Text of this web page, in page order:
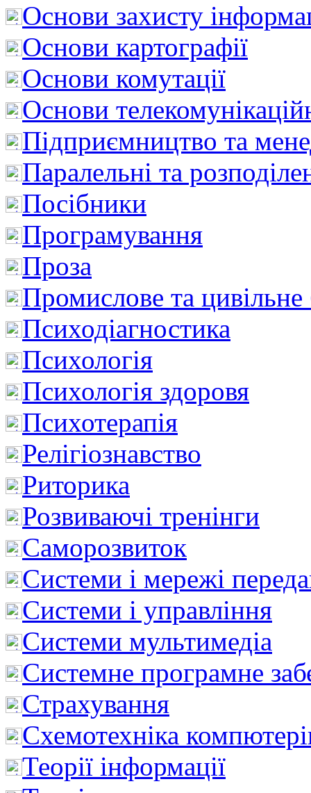
Основи захисту
Основи картографії
Основи комутації
Основи
Підприємництво та
Паралельні та
Посібники
Програмування
Проза
Промислове та цивільне
Психодіагностика
Психологія
Психологія здоровя
Психотерапія
Релігіознавство
Риторика
Розвиваючі тренінги
Саморозвиток
Системи і мережі
Системи і управління
Системи мультимедіа
Системне програмне
Страхування
Схемотехніка
Теорії інформації